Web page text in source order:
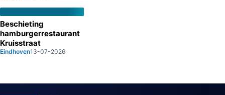
Beschieting
hamburgerrestaurant
Kruisstraat
Eindhoven13-07-2026